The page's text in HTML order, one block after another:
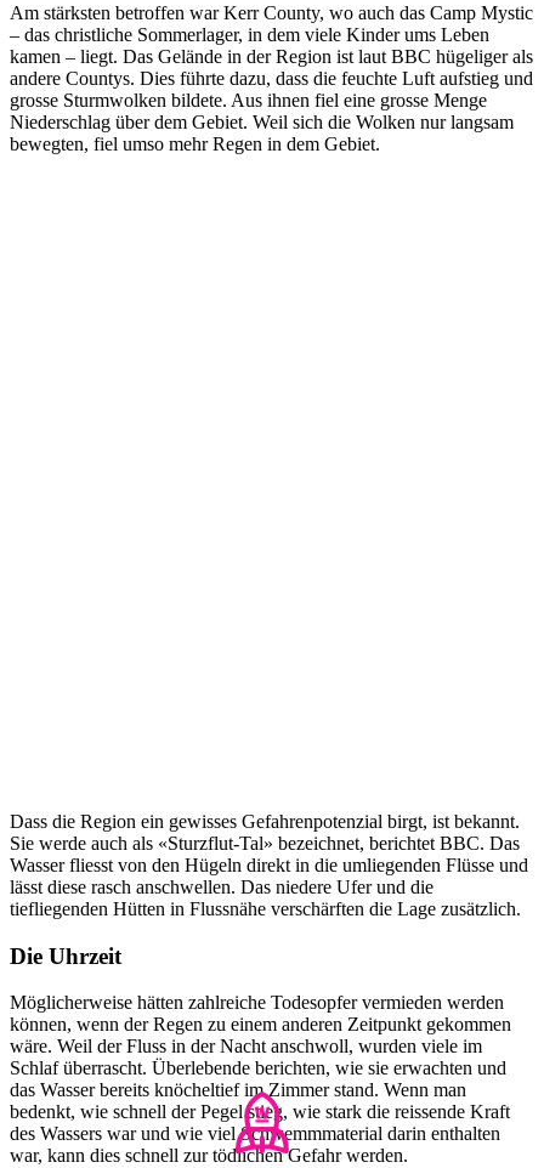
Am stärksten betroffen war Kerr County, wo auch das Camp Mystic
– das christliche Sommerlager, in dem viele Kinder ums Leben
kamen – liegt. Das Gelände in der Region ist laut BBC hügeliger als
andere Countys. Dies führte dazu, dass die feuchte Luft aufstieg und
grosse Sturmwolken bildete. Aus ihnen fiel eine grosse Menge
Niederschlag über dem Gebiet. Weil sich die Wolken nur langsam
bewegten, fiel umso mehr Regen in dem Gebiet.
Dass die Region ein gewisses Gefahrenpotenzial birgt, ist bekannt.
Sie werde auch als «Sturzflut-Tal» bezeichnet, berichtet BBC. Das
Wasser fliesst von den Hügeln direkt in die umliegenden Flüsse und
lässt diese rasch anschwellen. Das niedere Ufer und die
tiefliegenden Hütten in Flussnähe verschärften die Lage zusätzlich.
Die Uhrzeit
Möglicherweise hätten zahlreiche Todesopfer vermieden werden
können, wenn der Regen zu einem anderen Zeitpunkt gekommen
wäre. Weil der Fluss in der Nacht anschwoll, wurden viele im
Schlaf überrascht. Überlebende berichten, wie sie erwachten und
das Wasser bereits knöcheltief im Zimmer stand. Wenn man
bedenkt, wie schnell der Pegel stieg, wie stark die reissende Kraft
des Wassers war und wie viel Schwemmmaterial darin enthalten
war, kann dies schnell zur tödlichen Gefahr werden.